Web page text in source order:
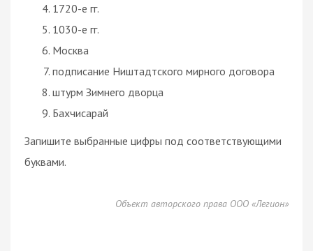
1720-е гг.
1030-е гг.
Москва
подписание Ништадтского мирного договора
штурм Зимнего дворца
Бахчисарай
Запишите выбранные цифры под соответствующими
буквами.
Объект авторского права ООО «Легион»